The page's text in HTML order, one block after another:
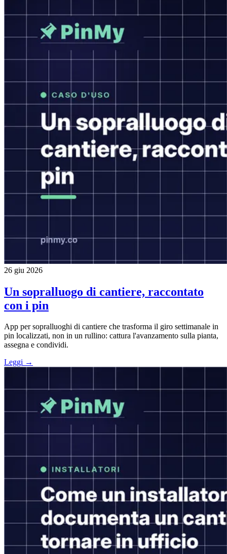
26 giu 2026
Un sopralluogo di cantiere, raccontato
con i pin
App per sopralluoghi di cantiere che trasforma il giro settimanale in
pin localizzati, non in un rullino: cattura l'avanzamento sulla pianta,
assegna e condividi.
Leggi →